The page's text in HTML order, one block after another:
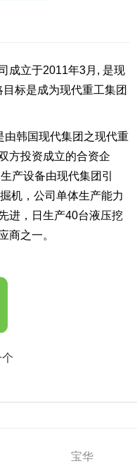
成立于2011年3月, 是现
标是成为现代重工集团
由韩国现代集团之现代重
方投资成立的合资企
产设备由现代集团引
机，公司单体生产能力
进，日生产40台液压挖
商之一。
宝华